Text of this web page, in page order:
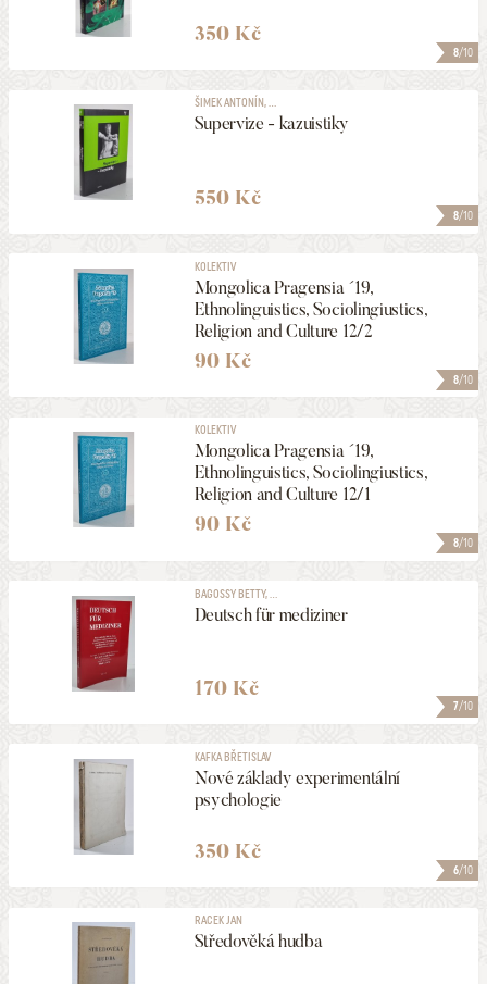
8/10
350 Kč
8/10
ŠIMEK ANTONÍN, ...
Supervize - kazuistiky
550 Kč
8/10
KOLEKTIV
Mongolica Pragensia ´19,
Ethnolinguistics, Sociolingiustics,
Religion and Culture 12/2
90 Kč
8/10
KOLEKTIV
Mongolica Pragensia ´19,
Ethnolinguistics, Sociolingiustics,
Religion and Culture 12/1
90 Kč
7/10
BAGOSSY BETTY, ...
Deutsch für mediziner
170 Kč
6/10
KAFKA BŘETISLAV
Nové základy experimentální
psychologie
350 Kč
RACEK JAN
Středověká hudba